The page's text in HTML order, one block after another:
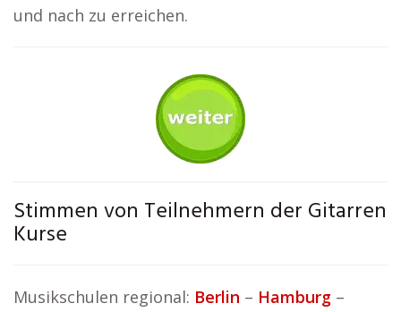
und nach zu erreichen.
Stimmen von Teilnehmern der Gitarren
Kurse
Musikschulen regional: Berlin – Hamburg –